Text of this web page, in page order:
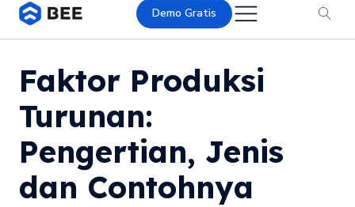
Demo Gratis
Faktor Produksi
Turunan:
Pengertian, Jenis
dan Contohnya